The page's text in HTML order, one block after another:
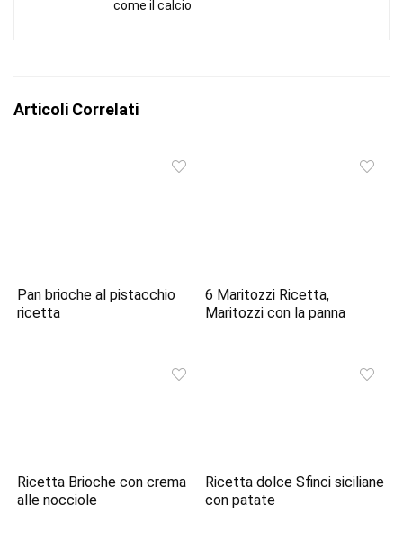
come il calcio
Articoli Correlati
Pan brioche al pistacchio
ricetta
6 Maritozzi Ricetta,
Maritozzi con la panna
Ricetta Brioche con crema
alle nocciole
Ricetta dolce Sfinci siciliane
con patate